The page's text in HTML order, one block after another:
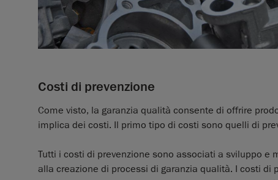
Costi di prevenzione
Come visto, la garanzia qualità consente di offrire
implica dei costi. Il primo tipo di costi sono quelli di
Tutti i costi di prevenzione sono associati a sviluppo
alla creazione di processi di garanzia qualità. I costi